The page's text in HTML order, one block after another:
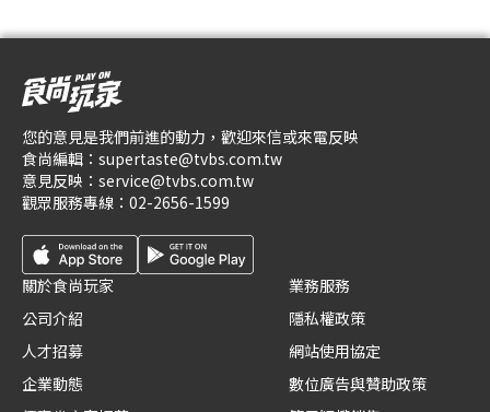
您的意見是我們前進的動力，歡迎來信或來電反映
食尚編輯： supertaste@tvbs.com.tw
意見反映： service@tvbs.com.tw
觀眾服務專線： 02-2656-1599
關於食尚玩家
公司介紹
人才招募
企業動態
業務服務
隱私權政策
網站使用協定
數位廣告與贊助政策